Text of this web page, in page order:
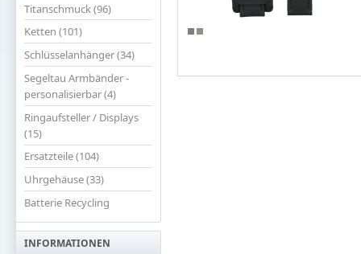
Titanschmuck (96)
Ketten (101)
Schlüsselanhänger (34)
Segeltau Armbänder -
personalisierbar (4)
Ringaufsteller / Displays
(15)
Ersatzteile (104)
Uhrgehäuse (33)
Batterie Recycling
INFORMATIONEN